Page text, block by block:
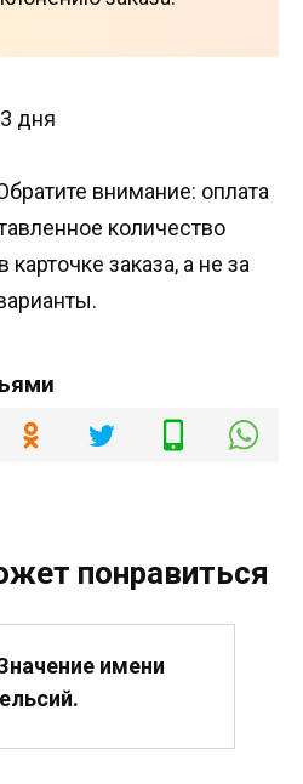
дня
внимание: оплата
количество
заказа, а не за
понравиться
имени